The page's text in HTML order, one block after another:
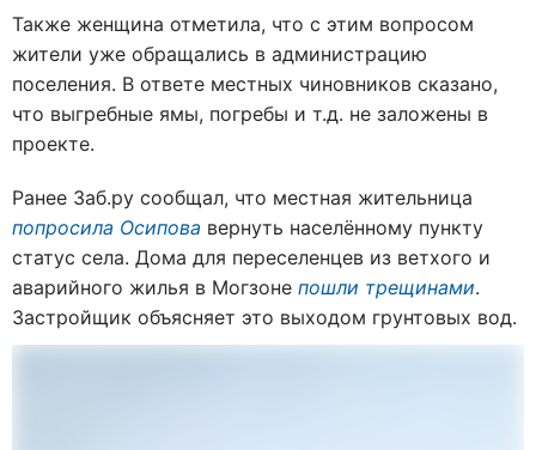
Также женщина отметила, что с этим вопросом
жители уже обращались в администрацию
поселения. В ответе местных чиновников сказано,
что выгребные ямы, погребы и т.д. не заложены в
проекте.
Ранее Заб.ру сообщал, что местная жительница
попросила Осипова вернуть населённому пункту
статус села. Дома для переселенцев из ветхого и
аварийного жилья в Могзоне пошли трещинами.
Застройщик объясняет это выходом грунтовых вод.